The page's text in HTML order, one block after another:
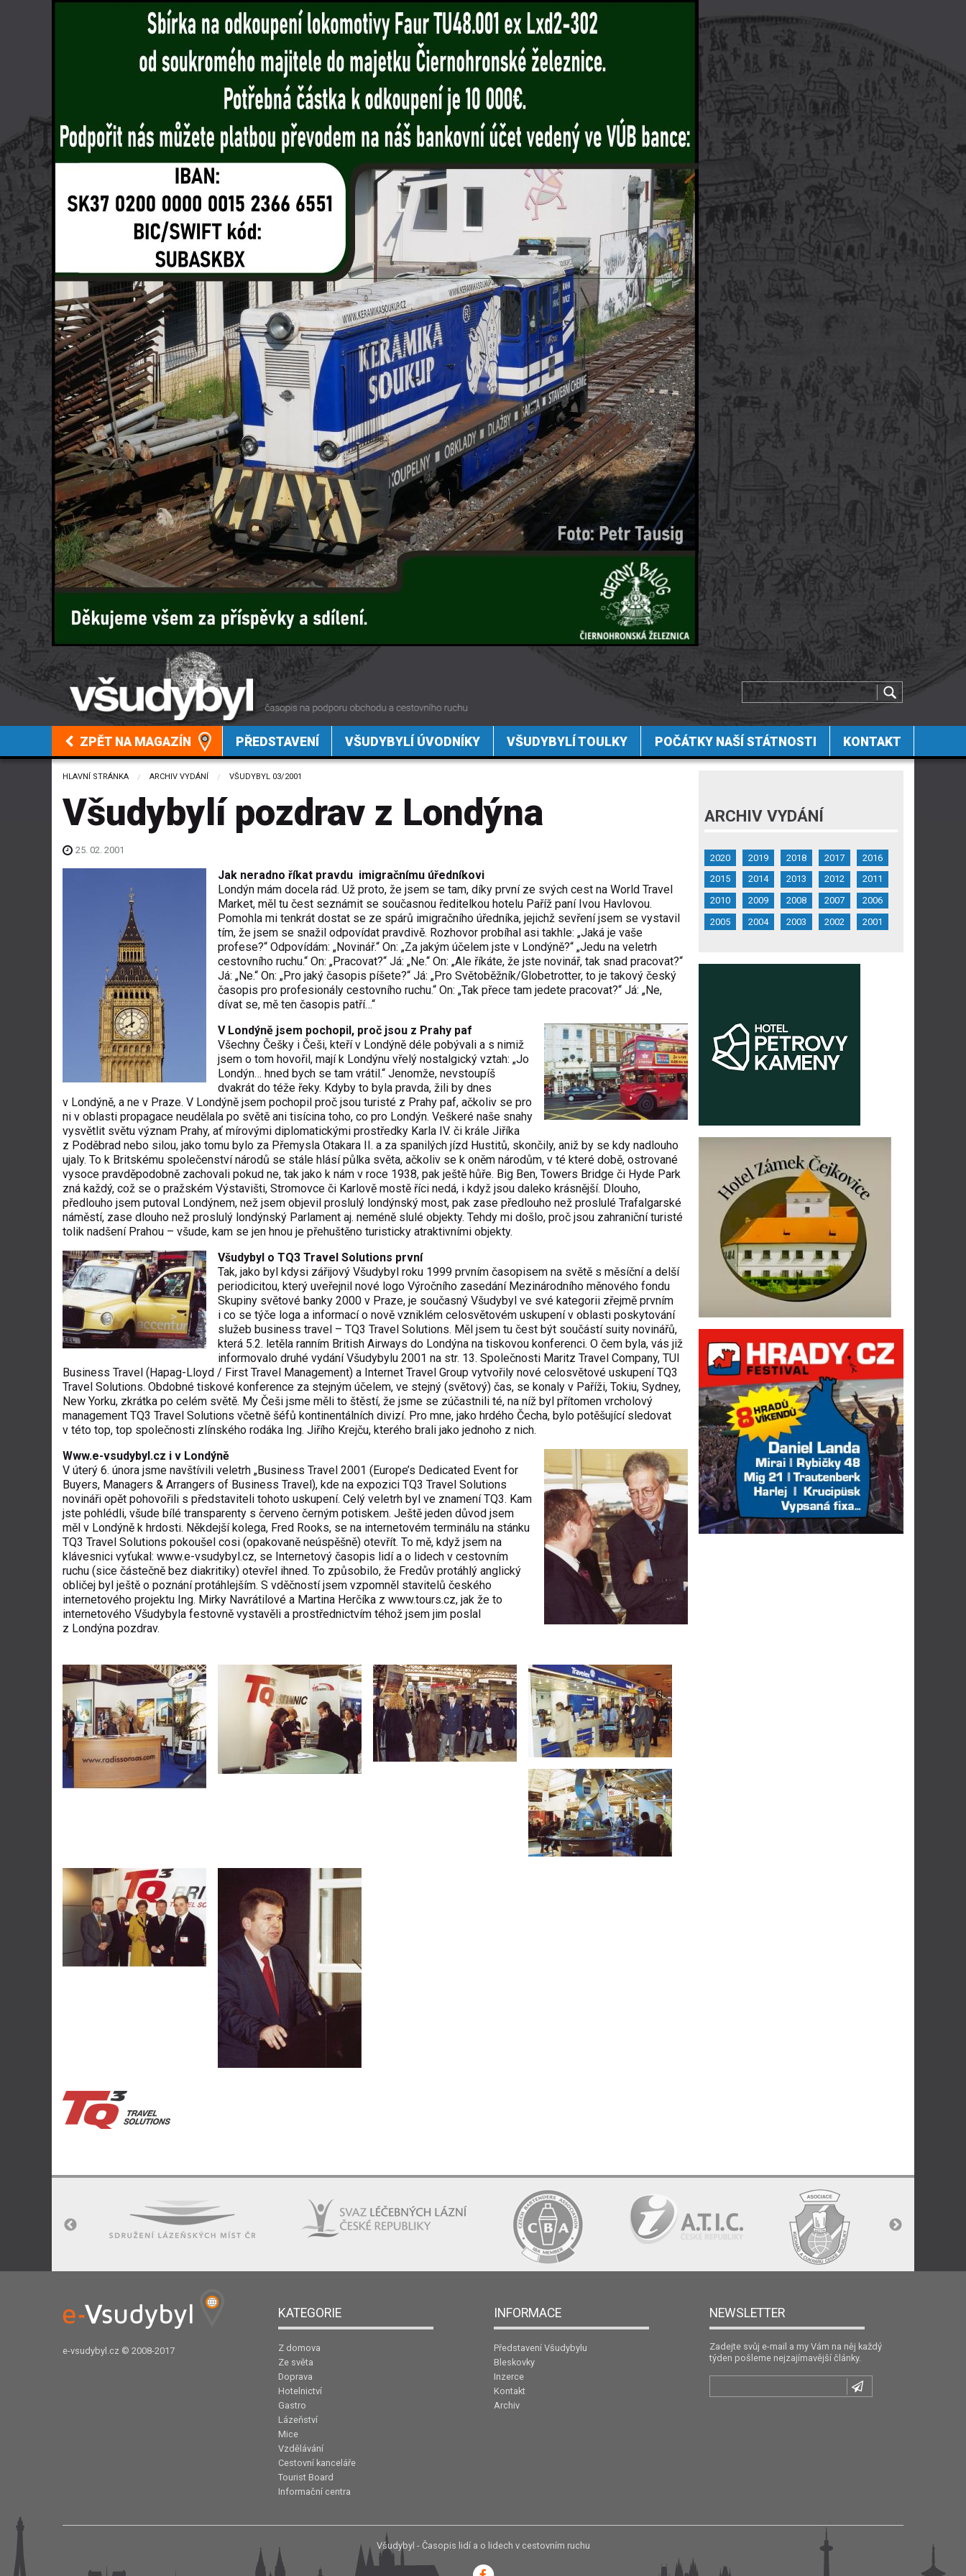
ZPĚT NA MAGAZÍN PŘEDSTAVENÍ VŠUDYBYLÍ ÚVODNÍKY VŠUDYBYLÍ TOULKY POČÁTKY NAŠÍ STÁTNOSTI KONTAKT
HLAVNÍ STRÁNKA ARCHIV VYDÁNÍ VŠUDYBYL 03/2001
Všudybylí pozdrav z Londýna
25. 02. 2001
Jak neradno říkat pravdu imigračnímu úředníkovi
Londýn mám docela rád. Už proto, že jsem se tam, díky první ze svých cest na World Travel
Market, měl tu čest seznámit se současnou ředitelkou hotelu Paříž paní Ivou Havlovou.
Pomohla mi tenkrát dostat se ze spárů imigračního úředníka, jejichž sevření jsem se vystavil
tím, že jsem se snažil odpovídat pravdivě. Rozhovor probíhal asi takhle: „Jaká je vaše
profese?“ Odpovídám: „Novinář.“ On: „Za jakým účelem jste v Londýně?“ „Jedu na veletrh
cestovního ruchu.“ On: „Pracovat?“ Já: „Ne.“ On: „Ale říkáte, že jste novinář, tak snad pracovat?“
Já: „Ne.“ On: „Pro jaký časopis píšete?“ Já: „Pro Světoběžník/Glo­betrotter, to je takový český
časopis pro profesionály cestovního ruchu.“ On: „Tak přece tam jedete pracovat?“ Já: „Ne,
dívat se, mě ten časopis patří…“
V Londýně jsem pochopil, proč jsou z Prahy paf
Všechny Češky i Češi, kteří v Londýně déle pobývali a s nimiž
jsem o tom hovořil, mají k Londýnu vřelý nostalgický vztah: „Jo
Londýn… hned bych se tam vrátil.“ Jenomže, nevstoupíš
dvakrát do téže řeky. Kdyby to byla pravda, žili by dnes
v Londýně, a ne v Praze. V Londýně jsem pochopil proč jsou turisté z Prahy paf, ačkoliv se pro
ni v oblasti propagace neudělala po světě ani tisícina toho, co pro Londýn. Veškeré naše snahy
vysvětlit světu význam Prahy, ať mírovými diplomatickými prostředky Karla IV. či krále Jiříka
z Poděbrad nebo silou, jako tomu bylo za Přemysla Otakara II. a za spanilých jízd Hustitů, skončily, aniž by se kdy nadlouho
ujaly. To k Britskému společenství národů se stále hlásí půlka světa, ačkoliv se k oněm národům, v té které době, ostrované
vysoce pravděpodobně zachovali pokud ne, tak jako k nám v roce 1938, pak ještě hůře. Big Ben, Towers Bridge či Hyde Park
zná každý, což se o pražském Výstavišti, Stromovce či Karlově mostě říci nedá, i když jsou daleko krásnější. Dlouho,
předlouho jsem putoval Londýnem, než jsem objevil proslulý londýnský most, pak zase předlouho než proslulé Trafalgarské
náměstí, zase dlouho než proslulý londýnský Parlament aj. neméně slulé objekty. Tehdy mi došlo, proč jsou zahraniční turisté
tolik nadšení Prahou – všude, kam se jen hnou je přehuštěno turisticky atraktivními objekty.
Všudybyl o TQ3 Travel Solutions první
Tak, jako byl kdysi zářijový Všudybyl roku 1999 prvním časopisem na světě s měsíční a delší
periodicitou, který uveřejnil nové logo Výročního zasedání Mezinárodního měnového fondu
Skupiny světové banky 2000 v Praze, je současný Všudybyl ve své kategorii zřejmě prvním
i co se týče loga a informací o nově vzniklém celosvětovém uskupení v oblasti poskytování
služeb business travel – TQ3 Travel Solutions. Měl jsem tu čest být součástí suity novinářů,
která 5.2. letěla ranním British Airways do Londýna na tiskovou konferenci. O čem byla, vás již
informovalo druhé vydání Všudybylu 2001 na str. 13. Společnosti Maritz Travel Company, TUI
Business Travel (Hapag-Lloyd / First Travel Management) a Internet Travel Group vytvořily nové celosvětové uskupení TQ3
Travel Solutions. Obdobné tiskové konference za stejným účelem, ve stejný (světový) čas, se konaly v Paříži, Tokiu, Sydney,
New Yorku, zkrátka po celém světě. My Češi jsme měli to štěstí, že jsme se zúčastnili té, na níž byl přítomen vrcholový
management TQ3 Travel Solutions včetně šéfů kontinentálních divizí. Pro mne, jako hrdého Čecha, bylo potěšující sledovat
v této top, top společnosti zlínského rodáka Ing. Jiřího Krejču, kterého brali jako jednoho z nich.
Www.e-vsudybyl.cz i v Londýně
V úterý 6. února jsme navštívili veletrh „Business Travel 2001 (Europe’s Dedicated Event for
Buyers, Managers & Arrangers of Business Travel), kde na expozici TQ3 Travel Solutions
novináři opět pohovořili s představiteli tohoto uskupení. Celý veletrh byl ve znamení TQ3. Kam
jste pohlédli, všude bílé transparenty s červeno černým potiskem. Ještě jeden důvod jsem
měl v Londýně k hrdosti. Někdejší kolega, Fred Rooks, se na internetovém terminálu na stánku
TQ3 Travel Solutions pokoušel cosi (opakovaně neúspěšně) otevřít. To mě, když jsem na
klávesnici vyťukal: www.e-vsudybyl.cz, se Internetový časopis lidí a o lidech v cestovním
ruchu (sice částečně bez diakritiky) otevřel ihned. To způsobilo, že Fredův protáhlý anglický
obličej byl ještě o poznání protáhlejším. S vděčností jsem vzpomněl stavitelů českého
internetového projektu Ing. Mirky Navrátilové a Martina Herčíka z www.tours.cz, jak že to
internetového Všudybyla festovně vystavěli a prostřednictvím téhož jsem jim poslal
z Londýna pozdrav.
ARCHIV VYDÁNÍ
2020 2019 2018 2017
2016
2015
2014 2013 2012
2011
2010
2009 2008 2007
2006
2005
2004 2003 2002 2001
e-vsudybyl.cz © 2008-2017
KATEGORIE
Z domova
Ze světa
Doprava
Hotelnictví
Gastro
Lázeňství
Mice
Vzdělávání
Cestovní kanceláře
Tourist Board
Informační centra
INFORMACE
Představení Všudybylu
Bleskovky
Inzerce
Kontakt
Archiv
NEWSLETTER
Zadejte svůj e-mail a my Vám na něj každý
týden pošleme nejzajímavější články.
Všudybyl - Časopis lidí a o lidech v cestovním ruchu